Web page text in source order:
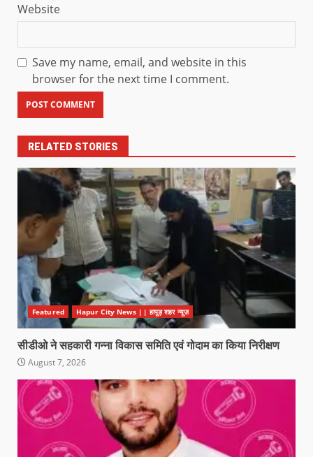
Website
Save my name, email, and website in this
browser for the next time I comment.
RELATED STORIES
Featured Hapur City News || हापुड़ शहर न्यूज़
सीडीओ ने सहकारी गन्ना विकास समिति एवं गोदाम का किया निरीक्षण
August 7, 2026